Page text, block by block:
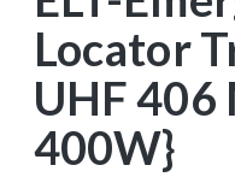
Locator
UHF 406
400W}